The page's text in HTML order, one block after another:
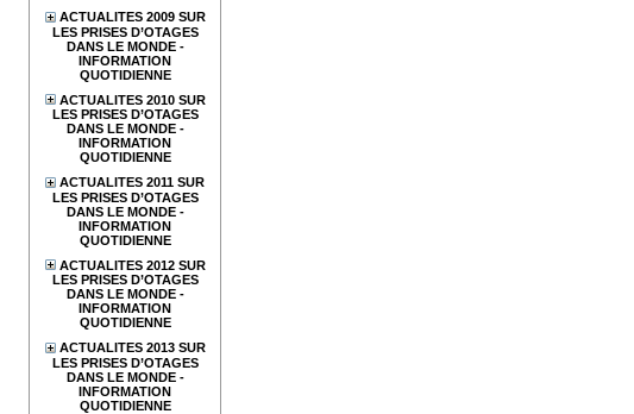
ACTUALITES 2009 SUR
LES PRISES D’OTAGES
DANS LE MONDE -
INFORMATION
QUOTIDIENNE
ACTUALITES 2010 SUR
LES PRISES D’OTAGES
DANS LE MONDE -
INFORMATION
QUOTIDIENNE
ACTUALITES 2011 SUR
LES PRISES D’OTAGES
DANS LE MONDE -
INFORMATION
QUOTIDIENNE
ACTUALITES 2012 SUR
LES PRISES D’OTAGES
DANS LE MONDE -
INFORMATION
QUOTIDIENNE
ACTUALITES 2013 SUR
LES PRISES D’OTAGES
DANS LE MONDE -
INFORMATION
QUOTIDIENNE